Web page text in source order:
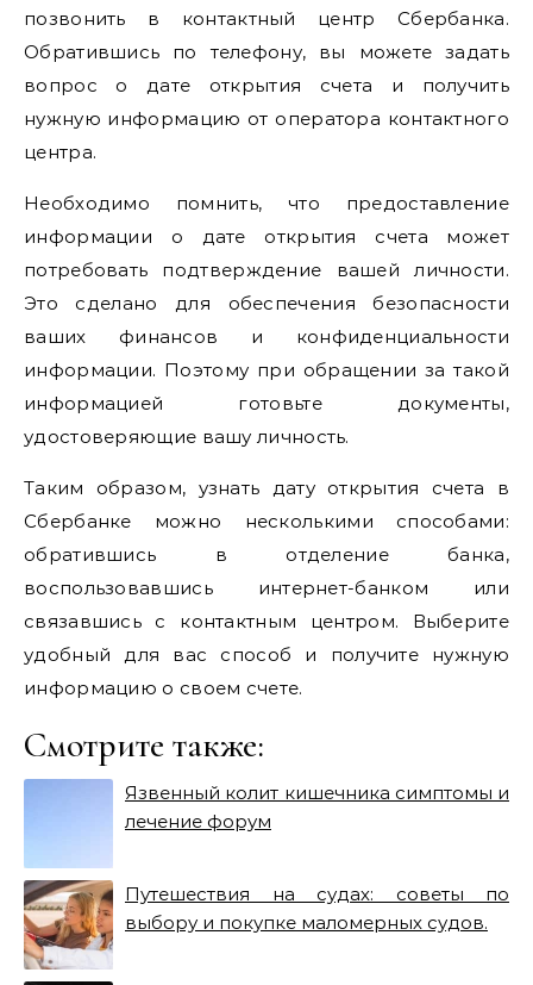
позвонить в контактный центр Сбербанка.
Обратившись по телефону, вы можете задать
вопрос о дате открытия счета и получить
нужную информацию от оператора контактного
центра.
Необходимо помнить, что предоставление
информации о дате открытия счета может
потребовать подтверждение вашей личности.
Это сделано для обеспечения безопасности
ваших финансов и конфиденциальности
информации. Поэтому при обращении за такой
информацией готовьте документы,
удостоверяющие вашу личность.
Таким образом, узнать дату открытия счета в
Сбербанке можно несколькими способами:
обратившись в отделение банка,
воспользовавшись интернет-банком или
связавшись с контактным центром. Выберите
удобный для вас способ и получите нужную
информацию о своем счете.
Смотрите также:
Язвенный колит кишечника симптомы и
лечение форум
Путешествия на судах: советы по
выбору и покупке маломерных судов.